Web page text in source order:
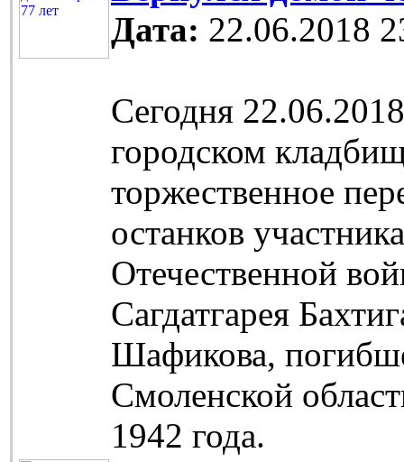
Дата: 22.06.2018
Сегодня
городском
торжественное
останков
Отечественной
Сагдатгарея
Шафикова,
Смоленской
1942 года.